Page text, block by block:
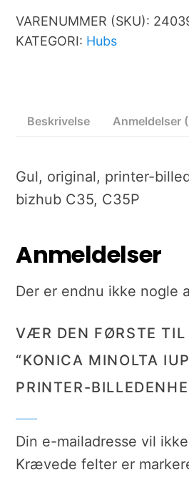
VARENUMMER (SKU):
KATEGORI: Hubs
Beskrivelse Anmeldelser
Gul, original, printer-
bizhub C35, C35P
Anmeldelser
Der er endnu ikke nogle
VÆR DEN FØRSTE TIL
“KONICA MINOLTA
PRINTER-
Din e-mailadresse vil
Krævede felter er